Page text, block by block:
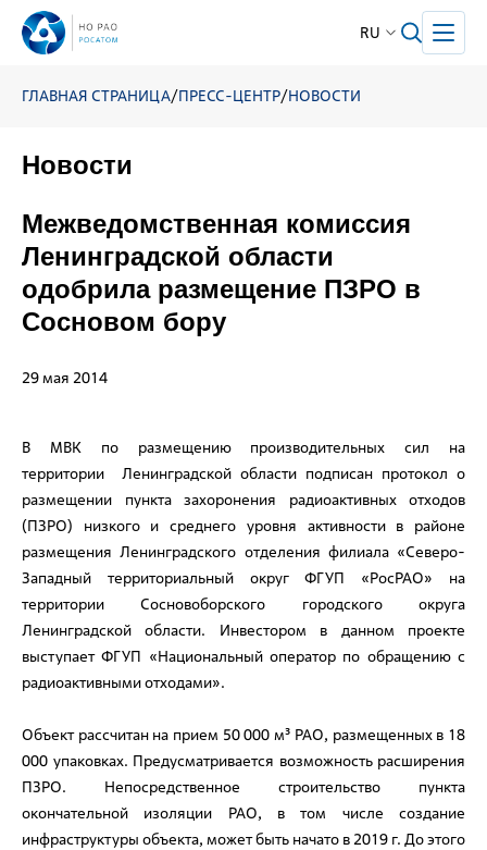
RU
ГЛАВНАЯ СТРАНИЦА/ПРЕСС-ЦЕНТР/НОВОСТИ
Новости
Межведомственная комиссия
Ленинградской области
одобрила размещение ПЗРО в
Сосновом бору
29 мая 2014
В МВК по размещению производительных сил на
территории Ленинградской области подписан протокол о
размещении пункта захоронения радиоактивных отходов
(ПЗРО) низкого и среднего уровня активности в районе
размещения Ленинградского отделения филиала «Северо-
Западный территориальный округ ФГУП «РосРАО» на
территории Сосновоборского городского округа
Ленинградской области. Инвестором в данном проекте
выступает ФГУП «Национальный оператор по обращению с
радиоактивными отходами».
Объект рассчитан на прием 50 000 м³ РАО, размещенных в 18
000 упаковках. Предусматривается возможность расширения
ПЗРО. Непосредственное строительство пункта
окончательной изоляции РАО, в том числе создание
инфраструктуры объекта, может быть начато в 2019 г. До этого